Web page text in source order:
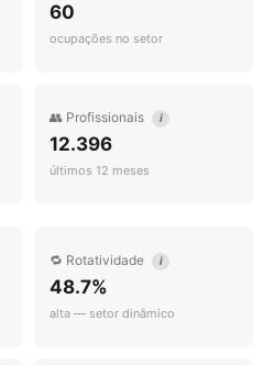
60
ocupações no setor
👥 Profissionais i
12.396
últimos 12 meses
🔁 Rotatividade i
48.7%
alta — setor dinâmico